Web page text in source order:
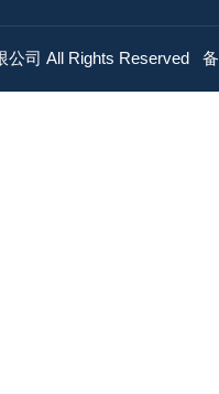
公司 All Rights Reserved